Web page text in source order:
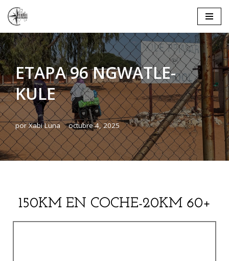
Saltar
al
contenido
ETAPA 96 NGWATLE-
KULE
porXabi Luna octubre 4, 2025
150KM EN COCHE-20KM 60+